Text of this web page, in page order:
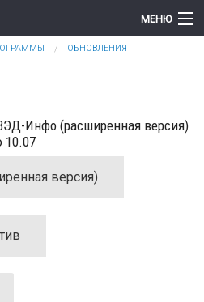
МЕНЮ
ОБНОВЛЕНИЯ
Инфо (расширенная версия)
10.07
версия)